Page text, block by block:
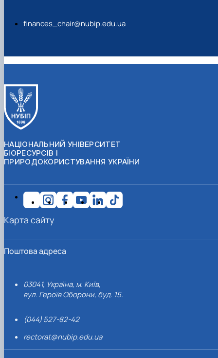
finances_chair@nubip.edu.ua
НАЦІОНАЛЬНИЙ УНІВЕРСИТЕТ
БІОРЕСУРСІВ І
ПРИРОДОКОРИСТУВАННЯ УКРАЇНИ
Поштова адреса
03041, Україна, м. Київ,
вул. Героїв Оборони, буд. 15.
(044) 527-82-42
rectorat@nubip.edu.ua
Карта сайту